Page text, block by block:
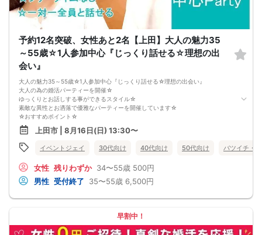
しかし、この内容は文章だけでは伝えきれません。
だからこそ今回、無料オンラインセミナーで
・彼女ができない本当の原因
・本命女性に選ばれる
奥手男子専用32の極意の全体像
をお伝えします！
今年こそは彼女できて
一緒に美味しいものを食べに行ったり、
ぜひこの先を読み進めてみてください👇
※講師の急用以外はたとえ参加人数が1人でも
その人のために必ず実施します
※はじめてセミナーに参加する方も
ビデオオフでも参加OKにしているので
安心してください
予約12名突破、女性あと2名【上田】大人の魅力35
～55歳☆1人参加中心『じっくり話せる☆理想の出
会い』
大人の魅力35～55歳☆1人参加中心『じっくり話せる☆理想の出会い』
大人の為の婚活パーティーを開催☆
ゆっくりとお話しする事ができるスタイル☆
素敵な異性とお洒落で優雅なパーティーを開催しています☆
☆おすすめポイント☆
・素敵なパートナーと出会いたい♪
・気軽にお友達から始めたい♪
・お一人でのご参加70%以上♪
・連絡先交換は自由で安心してご参加いただけます♪
☆ごあいさつ☆
北関東を中心に毎月約80会場にて展開しているEvent-Jグループが婚活パーティ
ー・街コンを開催☆
恋活、婚活、友達作り、合コン、ets…お客様それぞれの目的にマッチした出会い
☆その他☆
上田市 | 8月16日(日) 13:30〜
イベントジェイ 30代向け 40代向け 50代向け バツイチ・
女性 残りわずか 34〜55歳 500円
男性 受付終了 35〜55歳 6,500円
早割中！